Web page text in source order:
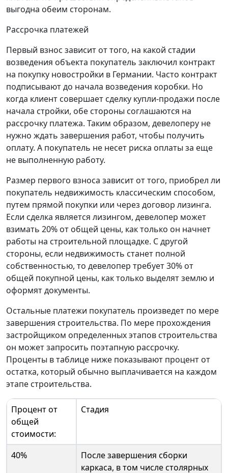
выгодна обеим сторонам.
Рассрочка платежей
Первый взнос зависит от того, на какой стадии
возведения объекта покупатель заключил контракт
на покупку новостройки в Германии. Часто контракт
подписывают до начала возведения коробки. Но
когда клиент совершает сделку купли-продажи после
начала стройки, обе стороны соглашаются на
рассрочку платежа. Таким образом, девелоперу не
нужно ждать завершения работ, чтобы получить
оплату. А покупатель не несет риска оплаты за еще
не выполненную работу.
Размер первого взноса зависит от того, приобрел ли
покупатель недвижимость классическим способом,
путем прямой покупки или через договор лизинга.
Если сделка является лизингом, девелопер может
взимать 20% от общей цены, как только он начнет
работы на строительной площадке. С другой
стороны, если недвижимость станет полной
собственностью, то девелопер требует 30% от
общей покупной цены, как только выделят землю и
оформят документы.
Остальные платежи покупатель произведет по мере
завершения строительства. По мере прохождения
застройщиком определенных этапов строительства
он может запросить поэтапную рассрочку.
Проценты в таблице ниже показывают процент от
остатка, который обычно выплачивается на каждом
этапе строительства.
Процент от
общей
стоимости:
Стадия
40%
После завершения сборки
каркаса, в том числе столярных